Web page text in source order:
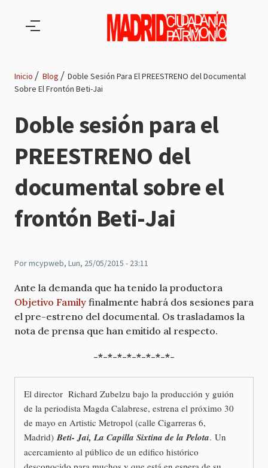
de
navegación
Inicio Blog
Doble Sesión Para El PREESTRENO del Documental
Sobre El Frontón Beti-Jai
Doble sesión para el
PREESTRENO del
documental sobre el
frontón Beti-Jai
Pormcypweb, Lun, 25/05/2015 - 23:11
Ante la demanda que ha tenido la productora
Objetivo Family finalmente habrá dos sesiones para
el pre-estreno del documental. Os trasladamos la
nota de prensa que han emitido al respecto.
-*-*-*-*-*-*-*-*-
El director Richard Zubelzu bajo la producción y guión
de la periodista Magda Calabrese, estrena el próximo 30
de mayo en Artistic Metropol (calle Cigarreras 6,
Madrid)Beti- Jai, La Capilla Sixtina de la Pelota. Un
acercamiento al público de un edifico histórico